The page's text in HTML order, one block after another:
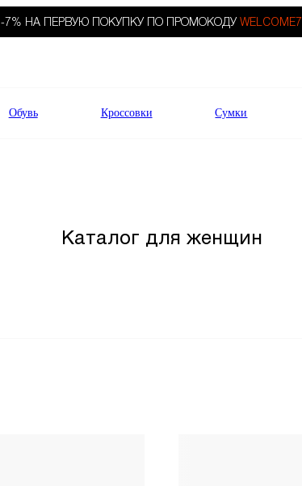
-7% НА ПЕРВУЮ ПОКУПКУ ПО ПРОМОКОДУ WELCOME7.
Обувь Кроссовки Сумки
Каталог для женщин